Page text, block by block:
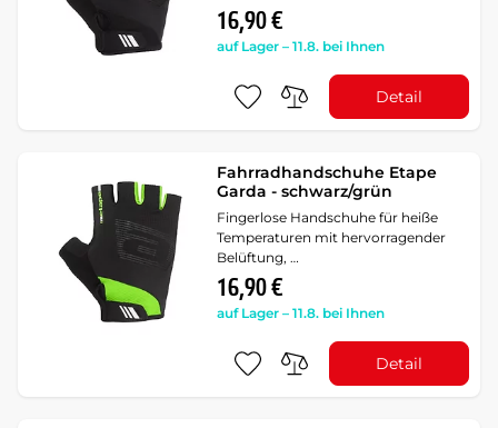
16,90 €
auf Lager – 11.8. bei Ihnen
Detail
Fahrradhandschuhe Etape
Garda - schwarz/grün
Fingerlose Handschuhe für heiße
Temperaturen mit hervorragender
Belüftung, …
16,90 €
auf Lager – 11.8. bei Ihnen
Detail